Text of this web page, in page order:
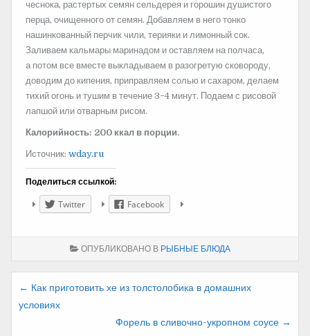
чеснока, растертых семян сельдерея и горошин душистого
перца, очищенного от семян. Добавляем в него тонко
нашинкованный перчик чили, терияки и лимонный сок.
Заливаем кальмары маринадом и оставляем на полчаса,
а потом все вместе выкладываем в разогретую сковороду,
доводим до кипения, приправляем солью и сахаром, делаем
тихий огонь и тушим в течение 3−4 минут. Подаем с рисовой
лапшой или отварным рисом.
Калорийность: 200 ккал в порции.
Источник: wday.ru
Поделиться ссылкой:
Twitter Facebook
ОПУБЛИКОВАНО В РЫБНЫЕ БЛЮДА
Навигация
по
← Как приготовить хе из толстолобика в домашних
условиях
Форель в сливочно-укропном соусе →